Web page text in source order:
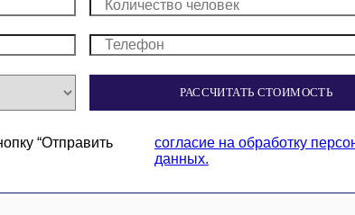
РАССЧИТАТЬ СТОИМОСТЬ
“Отправить
согласие на обработку
данных.